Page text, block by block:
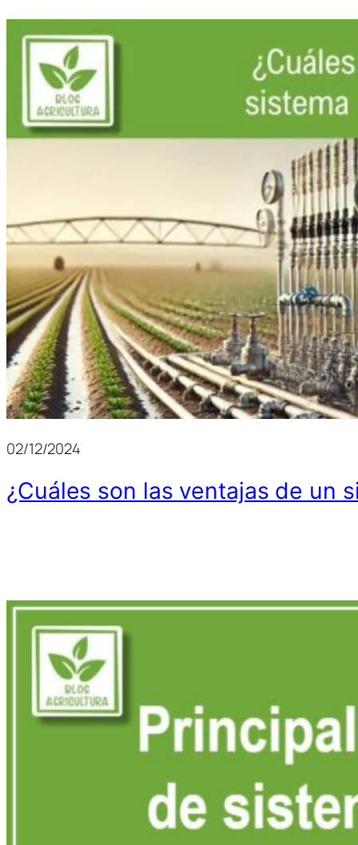
02/12/2024
¿Cuáles son las ventajas de un